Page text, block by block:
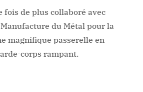
fois de plus collaboré avec
du Métal pour la
magnifique passerelle en
corps rampant.